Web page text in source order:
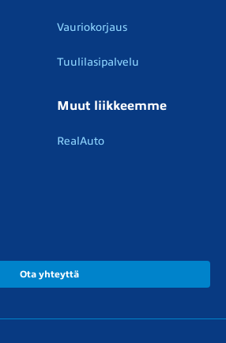
Vauriokorjaus
Tuulilasipalvelu
Muut liikkeemme
RealAuto
Ota yhteyttä